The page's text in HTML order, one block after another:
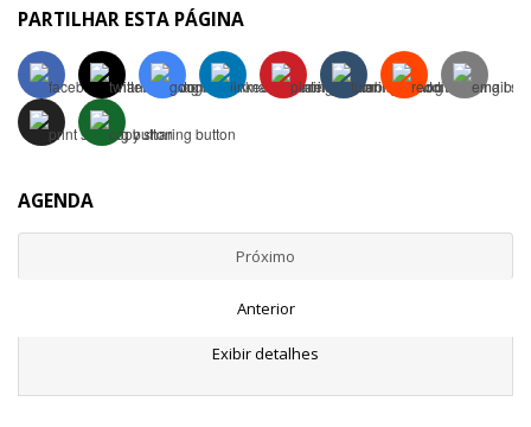
PARTILHAR ESTA PÁGINA
AGENDA
Próximo
Anterior
Exibir detalhes